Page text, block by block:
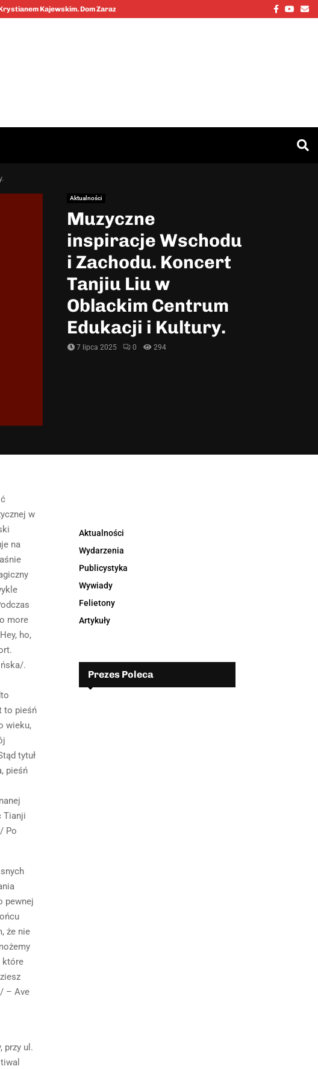
Kajewskim. Dom Zarazy… Facebook
Aktualności
Muzyczne
inspiracje Wschodu
i Zachodu. Koncert
Tanjiu Liu w
Oblackim Centrum
Edukacji i Kultury.
7 lipca 2025 0 294
w
na
more
ho,
.
to pieśń
wieku,
tytuł
pieśń
Tianji
Po
pewnej
że nie
które
– Ave
przy ul.
Aktualności
Wydarzenia
Publicystyka
Wywiady
Felietony
Artykuły
Prezes Poleca